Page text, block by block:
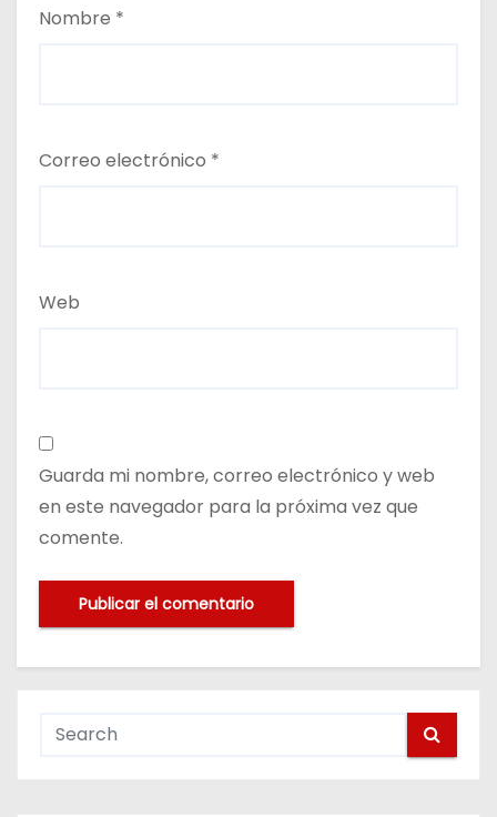
Nombre *
Correo electrónico *
Web
Guarda mi nombre, correo electrónico y web
en este navegador para la próxima vez que
comente.